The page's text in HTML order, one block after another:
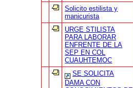
Solicito estilista y
manicurista
URGE STILISTA
PARA LABORAR
ENFRENTE DE LA
SEP EN COL
CUAUHTEMOC
SE SOLICITA
DAMA CON